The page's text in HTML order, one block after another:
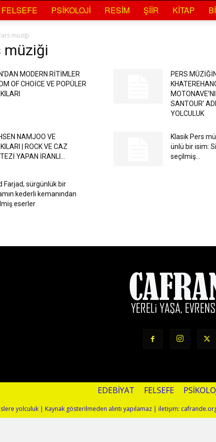
FELSEFE PSIKOLOJI RESIM ŞIIR KITAP
müziği
müziği
MODERN RİTİMLER
OF CHOİCE VE POPÜLER
PERS
SANTOUR’
YOLCULUK
NAMJOO VE
| ROCK VE CAZ
YAPAN İRANLI...
Klasik Pers
ünlü bir isim:
seçilmiş...
Farjad, sürgünlük bir
kederli kemanından
eserler
EDEBIYAT FELSEFE
yolculuk | Kaynak gösterilmeden alıntı yapılamaz | iletişim: